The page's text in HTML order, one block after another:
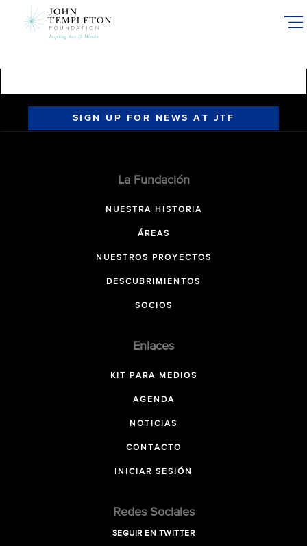
SIGN UP FOR NEWS AT JTF
La Fundación
NUESTRA HISTORIA
ÁREAS
NUESTROS PROYECTOS
DESCUBRIMIENTOS
SOCIOS
Enlaces
KIT PARA MEDIOS
AGENDA
NOTICIAS
CONTACTO
INICIAR SESIÓN
Redes Sociales
SEGUIR EN TWITTER